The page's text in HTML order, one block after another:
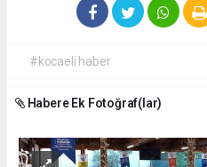
#kocaeli haber
Habere Ek Fotoğraf(lar)